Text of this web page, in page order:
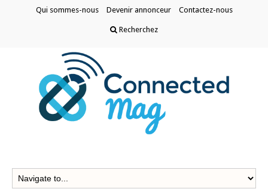
Qui sommes-nous Devenir annonceur Contactez-nous
Recherchez